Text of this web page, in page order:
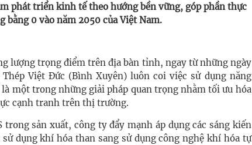
phát triển kinh tế theo hướng bền vững, góp phần thực
0 vào năm 2050 của Việt Nam.
lượng trọng điểm trên địa bàn tỉnh, ngay từ những ngày
Việt Đức (Bình Xuyên) luôn coi việc sử dụng năng
một trong những giải pháp quan trọng nhằm tối ưu hóa
cạnh tranh trên thị trường.
sản xuất, công ty đẩy mạnh áp dụng các sáng kiến
dụng khí hóa than sang sử dụng công nghệ khí hóa tự